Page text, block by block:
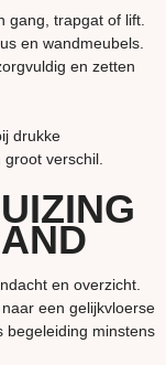
gang, trapgat of lift.
en wandmeubels.
en zetten
drukke
verschil.
en overzicht.
een gelijkvloerse
begeleiding minstens